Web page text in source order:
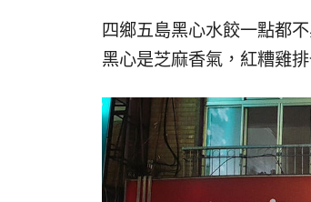
四鄉五島黑心水餃一點都
黑心是芝麻香氣，紅糟雞